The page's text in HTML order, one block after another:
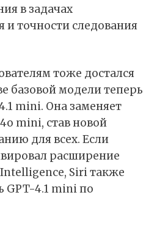
в задачах
точности следования
тоже достался
базовой модели теперь
mini. Она заменяет
mini, став новой
для всех. Если
расширение
, Siriтакже
GPT-4.1 mini по